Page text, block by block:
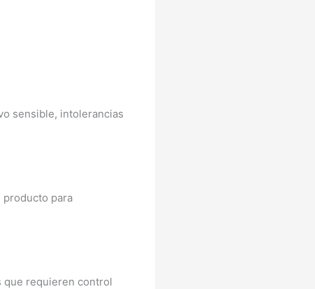
sensible, intolerancias
producto para
que requieren control